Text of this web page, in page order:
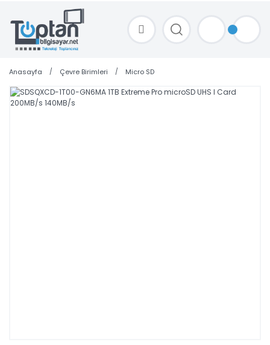
TOPTAN FİYAT ALMAK İÇİN satis@toptanbilgisayar.net MAİL ATINIZ.
SİPARİŞLERİNİZİ AYNI GÜN KARGO İLE GÖNDERİYORUZ!
Anasayfa Çevre Birimleri Micro SD